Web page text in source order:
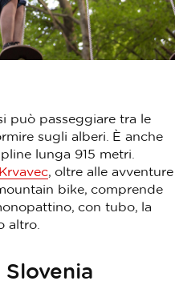
può passeggiare tra le
sugli alberi. È anche
lunga 915 metri.
, oltre alle avventure
bike, comprende
con tubo, la
altro.